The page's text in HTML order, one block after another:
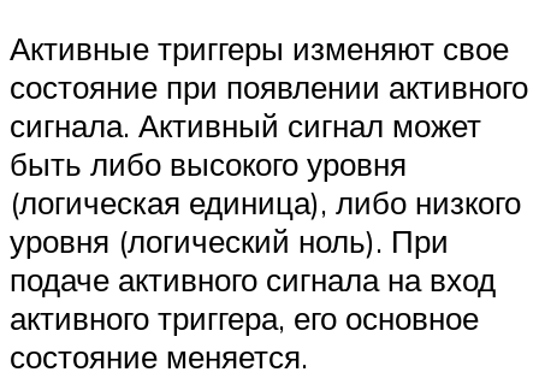
Активные триггеры изменяют свое
состояние при появлении активного
сигнала. Активный сигнал может
быть либо высокого уровня
(логическая единица), либо низкого
уровня (логический ноль). При
подаче активного сигнала на вход
активного триггера, его основное
состояние меняется.